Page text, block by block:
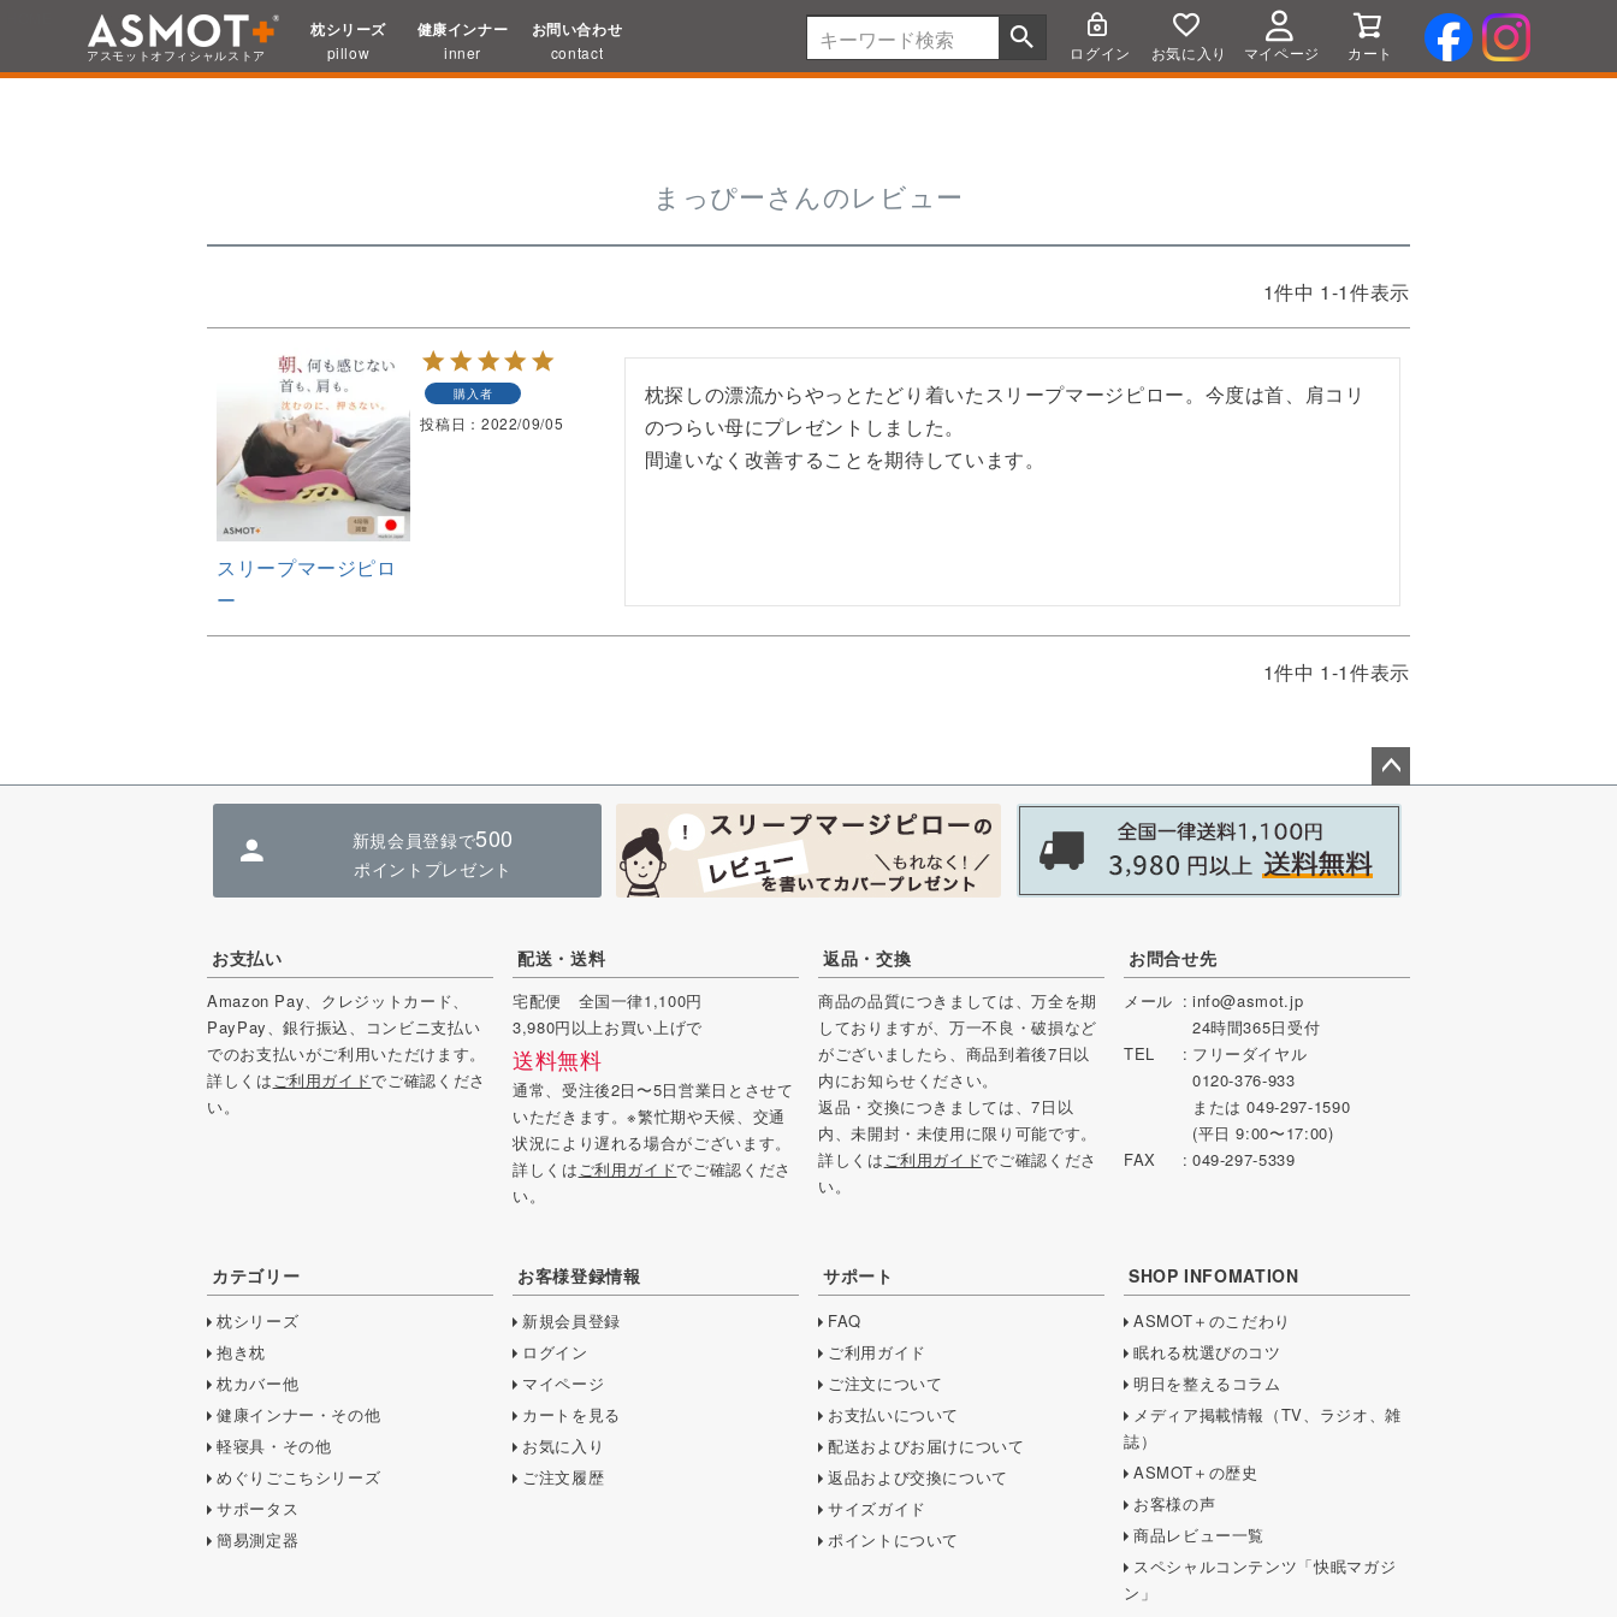
アスモット オフィシャルストア
枕シリーズ
pillow
健康インナー
inner
お問い合わせ
contact
検索
ログイン お気に入り マイページ カート
まっぴーさんのレビュー
まっぴーさんのレビュー
1件中 1-1件表示
スリープマージピロ
ー
購入者
投稿日 2022/09/05
枕探しの漂流からやっとたどり着いたスリープマージピロー。今度は首、肩コリ
のつらい母にプレゼントしました。
間違いなく改善することを期待しています。
1件中 1-1件表示
ペー
へ
新規会員登録で500
ポイントプレゼント
お支払い
Amazon Pay、 クレジットカード、
PayPay、銀行振込、コンビニ支払い
でのお支払いがご利用いただけます。
詳しくはご利用ガイドでご確認くださ
い。
配送・送料
宅配便 全国一律1,100円
3,980円以上お買い上げで
送料無料
通常、受注後2日〜5日営業日とさせて
いただきます。※繁忙期や天候、交通
状況により遅れる場合がございます。
詳しくはご利用ガイドでご確認くださ
い。
返品・交換
商品の品質につきましては、万全を期
しておりますが、万一不良・破損など
がございましたら、商品到着後7日以
内にお知らせください。
返品・交換につきましては、7日以
内、未開封・未使用に限り可能です。
詳しくはご利用ガイドでご確認くださ
い。
お問合せ先
メール
info@asmot.jp
24時間365日受付
TEL
フリーダイヤル
0120-376-933
または 049-297-1590
(平日 9:00〜17:00)
FAX
049-297-5339
カテゴリー
枕シリーズ
抱き枕
枕カバー他
健康インナー・その他
軽寝具・その他
めぐりごこちシリーズ
サポータス
簡易測定器
お客様登録情報
新規会員登録
ログイン
マイページ
カートを見る
お気に入り
ご注文履歴
サポート
FAQ
ご利用ガイド
ご注文について
お支払いについて
配送およびお届けについて
返品および交換について
サイズガイド
ポイントについて
SHOP INFOMATION
ASMOT＋のこだわり
眠れる枕選びのコツ
明日を整えるコラム
メディア掲載情報（TV、ラジオ、雑
誌）
ASMOT＋の歴史
お客様の声
商品レビュー一覧
スペシャルコンテンツ「快眠マガジ
ン」